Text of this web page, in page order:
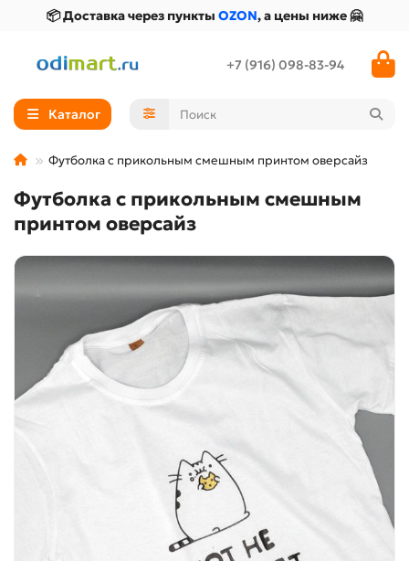
📦 Доставка через пункты OZON, а цены ниже 🤗
+7 (916) 098-83-94
Каталог
Футболка с прикольным смешным принтом оверсайз
Футболка с прикольным смешным
принтом оверсайз